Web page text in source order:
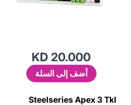
KD 20.000
أضف إلى السلة
Steelseries Apex 3 Tkl